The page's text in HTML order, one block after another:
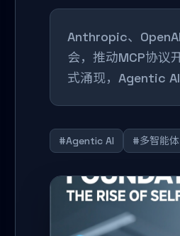
Anthropic、
会，推动MCP协议
式涌现，Agentic AI
#Agentic AI #多智能体